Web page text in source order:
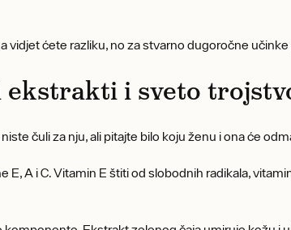
vidjet ćete razliku, no za stvarno dugoročne
i sveto
čuli za nju, ali pitajte bilo koju ženu i ona će
A i C. Vitamin E štiti od slobodnih radikala,